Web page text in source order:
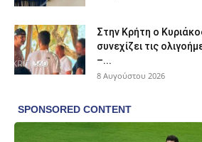
Στην Κρήτη ο
συνεχίζει τις
–...
8 Αυγούστου 2026